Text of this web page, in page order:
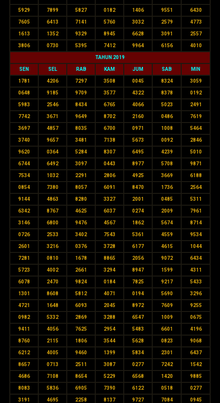
5929 7899 5827 0182 1406 9551 6430
7605 6413 7141 5760 3032 2579 4773
1613 1352 9329 8945 6628 3091 2557
3806 0730 5395 7412 9964 6156 4010
TAHUN 2019
SEN SEL RAB KAM JUM SAB MIN
1781 4206 7297 3508 0045 8324 3059
0648 9185 9709 3577 4322 8378 0192
5983 2546 8434 6765 4066 5023 2491
7742 3671 9649 8702 2160 0486 7619
3697 4857 8035 6700 0971 1008 5464
3740 9657 3481 7138 5673 0092 2846
9620 0364 5284 8307 6495 4239 5010
6744 6492 3097 0443 8977 5708 9871
7534 1032 2291 2806 4925 3669 6188
0854 7380 8057 6091 8470 1736 2564
9144 4863 8280 3327 2001 0485 5311
6342 8767 4625 6037 0274 2009 7961
3146 6800 9476 4567 1862 5674 8714
0726 2533 3402 7543 5361 4559 9534
2601 3216 0376 3728 6177 4615 1044
7281 0810 1678 8865 2056 9072 6434
5723 4002 2661 3294 8947 1599 4311
6078 2470 9824 0184 7825 9217 5433
1301 8608 5812 4071 0194 5690 3296
4721 1648 6093 2045 8972 7609 9255
0982 5332 2869 3288 6547 1009 0675
9411 4056 7625 2954 5483 6601 4196
8760 2115 1806 3544 5628 0823 9068
6212 4005 9460 1399 5834 2301 6437
8657 0713 2511 3087 0277 7242 1542
4686 7108 8654 5229 6568 1420 9885
8083 5836 6905 7390 6122 0518 0277
3191 4695 2258 8137 9727 7084 0945